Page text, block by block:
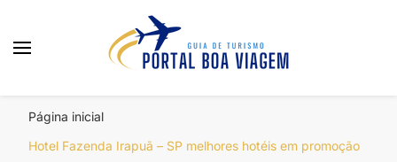
Página inicial
Hotel Fazenda Irapuã – SP melhores hotéis em promoção